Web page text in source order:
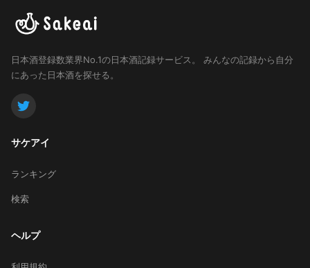
日本酒登録数業界No.1の日本酒記録サービス。
みんなの記録から自分
にあった日本酒を探せる。
サケアイ
ランキング
検索
ヘルプ